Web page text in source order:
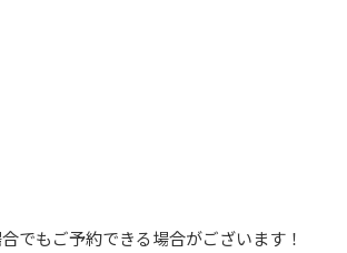
でもご予約できる場合がございます！